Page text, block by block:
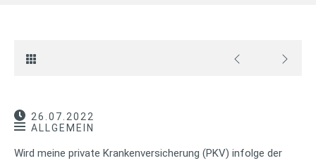
26.07.2022
ALLGEMEIN
Wird meine private Krankenversicherung (PKV) infolge der